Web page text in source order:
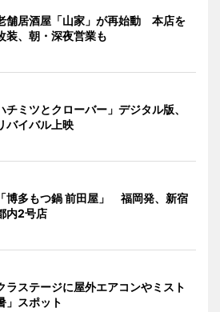
舗居酒屋「山家」が再始動 本店を
装、朝・深夜営業も
チミツとクローバー」デジタル版、
バイバル上映
博多もつ鍋 前田屋」 福岡発、新宿
内2号店
ラステージに屋外エアコンやミスト
」スポット